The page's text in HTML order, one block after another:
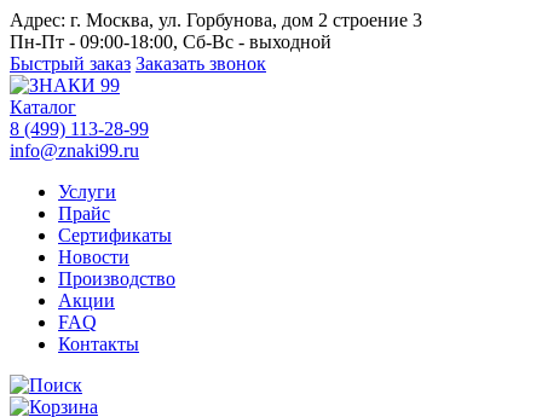
Адрес: г. Москва, ул. Горбунова, дом 2 строение 3
Пн-Пт - 09:00-18:00, Сб-Вс - выходной
Быстрый заказ Заказать звонок
Каталог
8 (499) 113-28-99
info@znaki99.ru
Услуги
Прайс
Сертификаты
Новости
Производство
Акции
FAQ
Контакты